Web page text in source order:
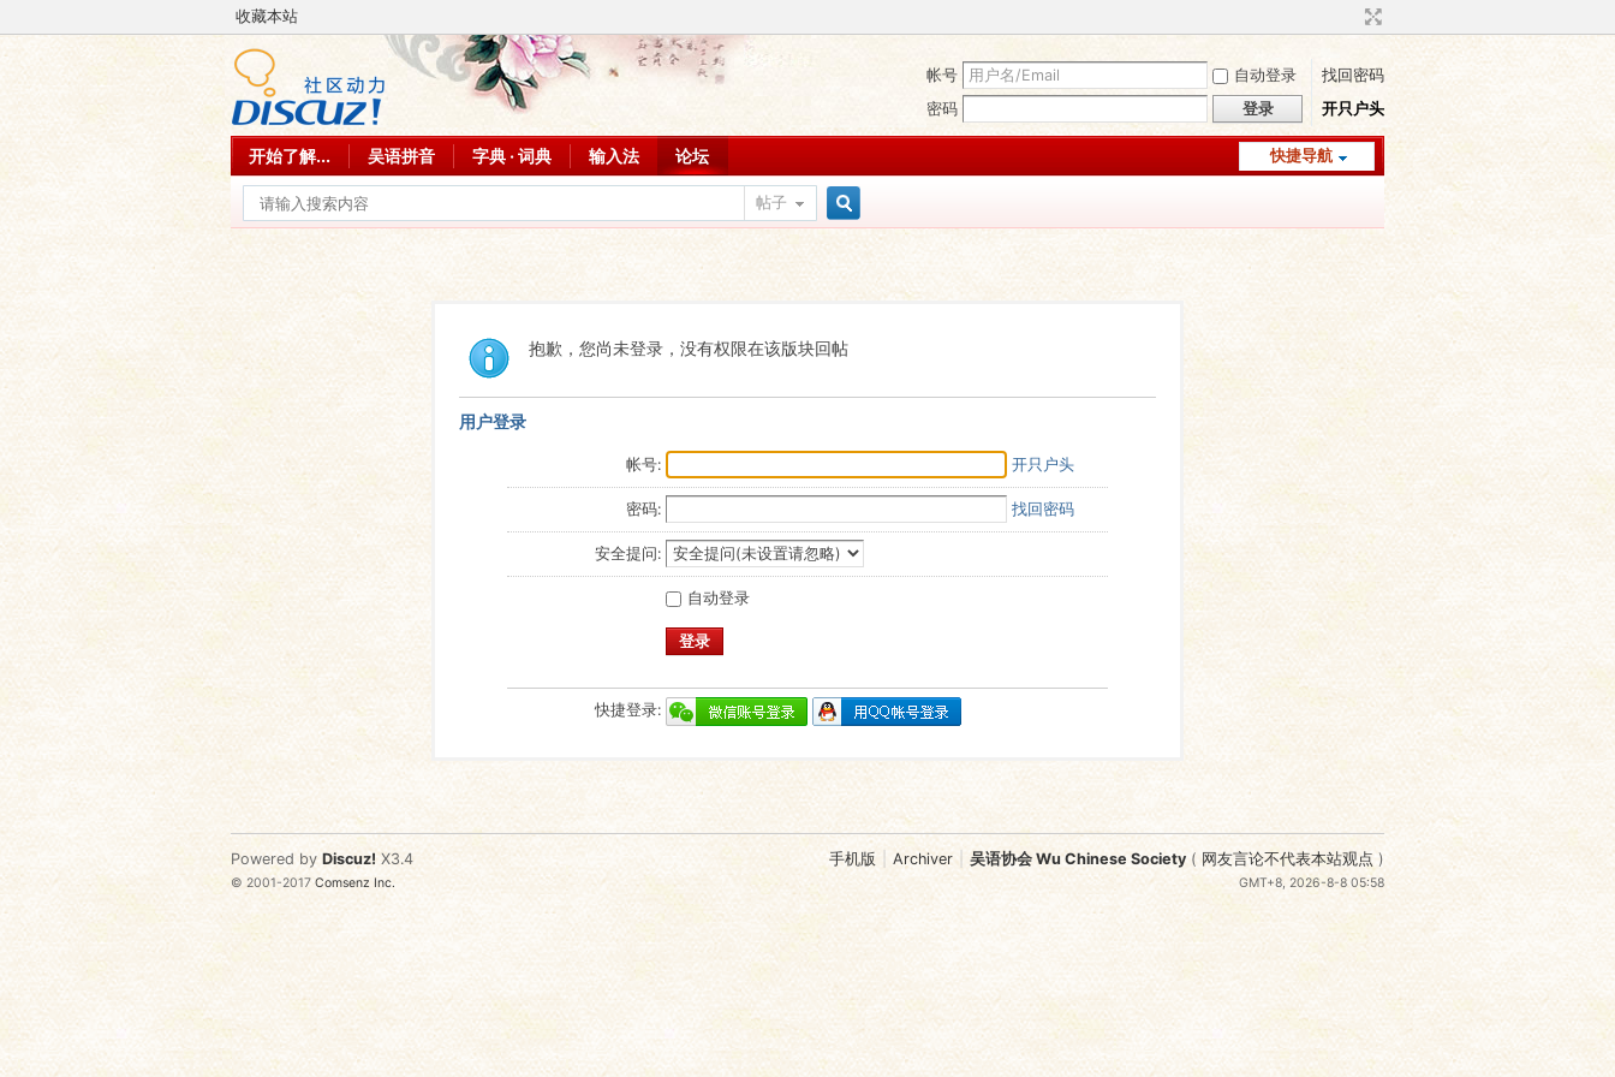
收藏本站
帐号 自动登录
找回密码
密码
登录 开只户头
快捷导航
开始了解... 吴语拼音 字典 · 词典 输入法 论坛
帖子
索
抱歉，您尚未登录，没有权限在该版块回帖
用户登录
帐号: 开只户头
密码: 找回密码
安全提问:
自动登录
登录
快捷登录:
手机版 Archiver 吴语协会 Wu Chinese Society ( 网友言论不代表本站观点 )
GMT+8, 2026-8-8 05:58
Powered by Discuz! X3.4
© 2001-2017Comsenz Inc.